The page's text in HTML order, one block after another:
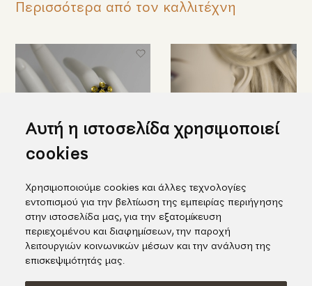
Αυτή η ιστοσελίδα χρησιμοποιεί
cookies
Χρησιμοποιούμε cookies και άλλες τεχνολογίες
εντοπισμού για την βελτίωση της εμπειρίας περιήγησης
στην ιστοσελίδα μας, για την εξατομίκευση
περιεχομένου και διαφημίσεων, την παροχή
λειτουργιών κοινωνικών μέσων και την ανάλυση της
επισκεψιμότητάς μας.
Περισσότερα από τον καλλιτέχνη
Επιβλητικό ασημένιο δαχτυλίδι
με "λουλούδια" από χρυσό και
διαμάντια μπριγιάν
496,00€
Σκουλαρίκια με πέτρα doublet
χαλαζία-ροδονίτη σε ασήμι και
χρυσό
698,00€